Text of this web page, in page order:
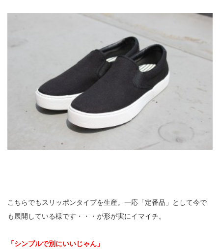
こちらでもスリッポンタイプを生産。一応「定番品」として今で
も展開している様です・・・が形が実にイマイチ。
「シンプルで別にいいじゃん」